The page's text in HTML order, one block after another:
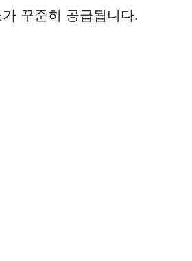
꾸준히 공급됩니다.